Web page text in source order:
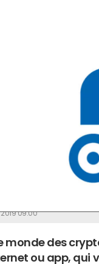
09:00
monde des
ou app, qui